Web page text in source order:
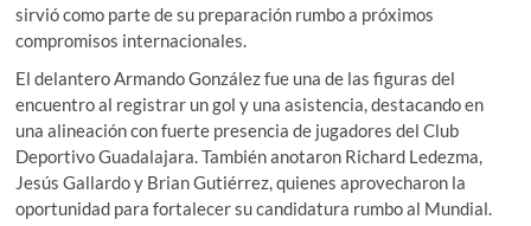
sirvió como parte de su preparación rumbo a próximos
compromisos internacionales.
El delantero Armando González fue una de las figuras del
encuentro al registrar un gol y una asistencia, destacando en
una alineación con fuerte presencia de jugadores del Club
Deportivo Guadalajara. También anotaron Richard Ledezma,
Jesús Gallardo y Brian Gutiérrez, quienes aprovecharon la
oportunidad para fortalecer su candidatura rumbo al Mundial.